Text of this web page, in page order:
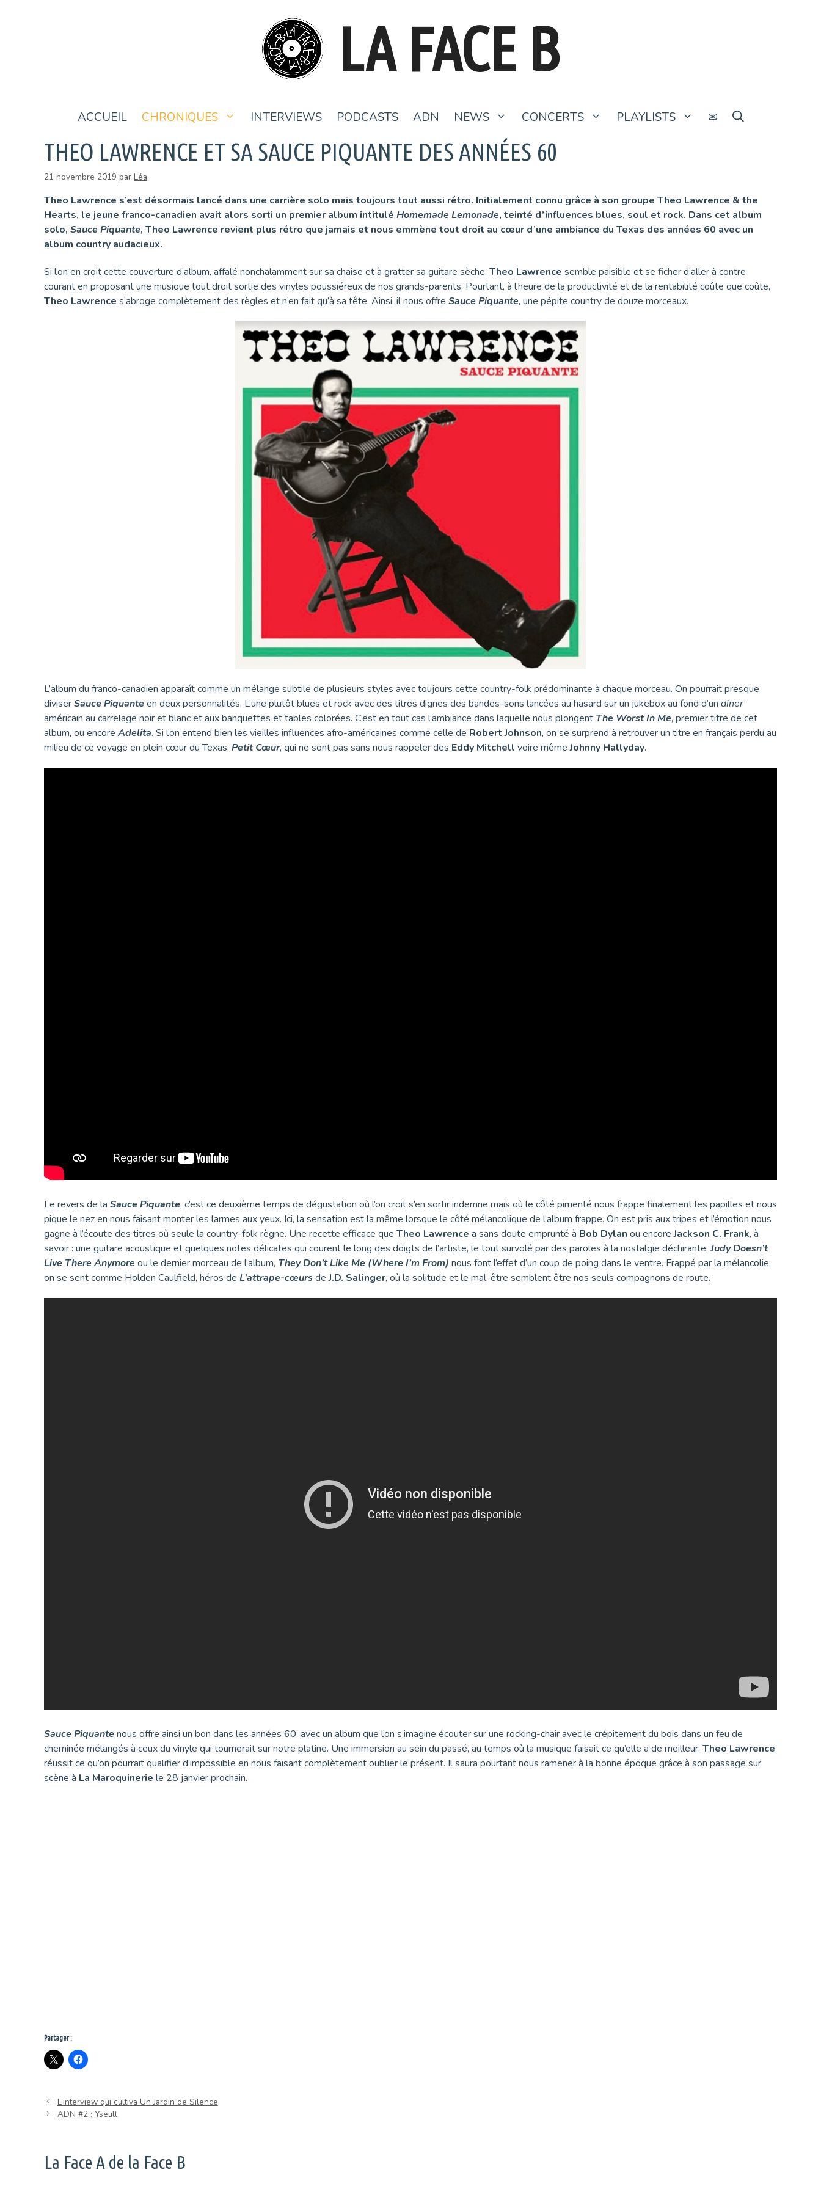
LA FACE B
ACCUEIL CHRONIQUES INTERVIEWS PODCASTS ADN NEWS CONCERTS PLAYLISTS ✉
THEO LAWRENCE ET SA SAUCE PIQUANTE DES ANNÉES 60
21 novembre 2019 par Léa
Theo Lawrence s’est désormais lancé dans une carrière solo mais toujours tout aussi rétro. Initialement connu grâce à son groupe Theo Lawrence & the
Hearts, le jeune franco-canadien avait alors sorti un premier album intitulé Homemade Lemonade, teinté d’influences blues, soul et rock. Dans cet album
solo, Sauce Piquante, Theo Lawrence revient plus rétro que jamais et nous emmène tout droit au cœur d’une ambiance du Texas des années 60 avec un
album country audacieux.
Si l’on en croit cette couverture d’album, affalé nonchalamment sur sa chaise et à gratter sa guitare sèche, Theo Lawrence semble paisible et se ficher d’aller à contre
courant en proposant une musique tout droit sortie des vinyles poussiéreux de nos grands-parents. Pourtant, à l’heure de la productivité et de la rentabilité coûte que coûte,
Theo Lawrence s’abroge complètement des règles et n’en fait qu’à sa tête. Ainsi, il nous offre Sauce Piquante, une pépite country de douze morceaux.
L’album du franco-canadien apparaît comme un mélange subtile de plusieurs styles avec toujours cette country-folk prédominante à chaque morceau. On pourrait presque
diviserSauce Piquanteen deux personnalités. L’une plutôt blues et rock avec des titres dignes des bandes-sons lancées au hasard sur un jukebox au fond d’un diner
américain au carrelage noir et blanc et aux banquettes et tables colorées. C’est en tout cas l’ambiance dans laquelle nous plongent The Worst In Me, premier titre de cet
album, ou encore Adelita. Si l’on entend bien les vieilles influences afro-américaines comme celle de Robert Johnson, on se surprend à retrouver un titre en français perdu au
milieu de ce voyage en plein cœur du Texas, Petit Cœur, qui ne sont pas sans nous rappeler des Eddy Mitchell voire mêmeJohnny Hallyday.
Le revers de la Sauce Piquante, c’est ce deuxième temps de dégustation où l’on croit s’en sortir indemne mais où le côté pimenté nous frappe finalement les papilles et nous
pique le nez en nous faisant monter les larmes aux yeux. Ici, la sensation est la même lorsque le côté mélancolique de l’album frappe. On est pris aux tripes et l’émotion nous
gagne à l’écoute des titres où seule la country-folk règne. Une recette efficace que Theo Lawrence a sans doute emprunté à Bob Dylan ou encoreJackson C. Frank, à
savoir : une guitare acoustique et quelques notes délicates qui courent le long des doigts de l’artiste, le tout survolé par des paroles à la nostalgie déchirante.Judy Doesn’t
Live There Anymoreou le dernier morceau de l’album, They Don’t Like Me (Where I’m From) nous font l’effet d’un coup de poing dans le ventre. Frappé par la mélancolie,
on se sent comme Holden Caulfield, héros de L’attrape-cœursdeJ.D. Salinger, où la solitude et le mal-être semblent être nos seuls compagnons de route.
Sauce Piquantenous offre ainsi un bon dans les années 60, avec un album que l’on s’imagine écouter sur une rocking-chair avec le crépitement du bois dans un feu de
cheminée mélangés à ceux du vinyle qui tournerait sur notre platine. Une immersion au sein du passé, au temps où la musique faisait ce qu’elle a de meilleur. Theo Lawrence
réussit ce qu’on pourrait qualifier d’impossible en nous faisant complètement oublier le présent. Il saura pourtant nous ramener à la bonne époque grâce à son passage sur
scène à La Maroquinerie le 28 janvier prochain.
Partager :
L’interview qui cultiva Un Jardin de Silence
ADN #2 : Yseult
La Face A de la Face B